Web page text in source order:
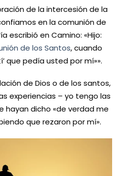
de la intercesión de la
en la comunión de
escribió en Camino: «Hijo:
de los Santos, cuando
que pedía usted por mí»».
de Dios o de los santos,
experiencias – yo tengo las
hayan dicho «de verdad me
que rezaron por mí».